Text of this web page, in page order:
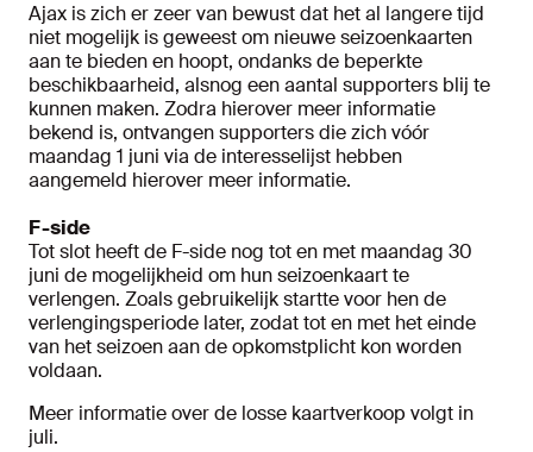
Ajax is zich er zeer van bewust dat het al langere tijd
niet mogelijk is geweest om nieuwe seizoenkaarten
aan te bieden en hoopt, ondanks de beperkte
beschikbaarheid, alsnog een aantal supporters blij te
kunnen maken. Zodra hierover meer informatie
bekend is, ontvangen supporters die zich vóór
maandag 1 juni via de interesselijst hebben
aangemeld hierover meer informatie.
F-side
Tot slot heeft de F-side nog tot en met maandag 30
juni de mogelijkheid om hun seizoenkaart te
verlengen. Zoals gebruikelijk startte voor hen de
verlengingsperiode later, zodat tot en met het einde
van het seizoen aan de opkomstplicht kon worden
voldaan.
Meer informatie over de losse kaartverkoop volgt in
juli.